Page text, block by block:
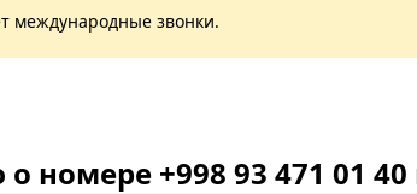
международные звонки.
+998 93 471 01 40